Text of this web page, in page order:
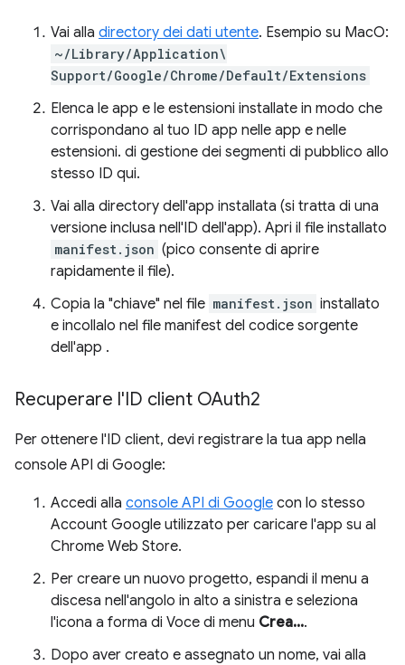
Vai alla directory dei dati utente. Esempio su MacO:
~/Library/Application\
Support/Google/Chrome/Default/Extensions
Elenca le app e le estensioni installate in modo che
corrispondano al tuo ID app nelle app e nelle
estensioni. di gestione dei segmenti di pubblico allo
stesso ID qui.
Vai alla directory dell'app installata (si tratta di una
versione inclusa nell'ID dell'app). Apri il file installato
manifest.json (pico consente di aprire
rapidamente il file).
Copia la "chiave" nel file manifest.json installato
e incollalo nel file manifest del codice sorgente
dell'app .
Recuperare l'ID client OAuth2
Per ottenere l'ID client, devi registrare la tua app nella
console API di Google:
Accedi alla console API di Google con lo stesso
Account Google utilizzato per caricare l'app su al
Chrome Web Store.
Per creare un nuovo progetto, espandi il menu a
discesa nell'angolo in alto a sinistra e seleziona
l'icona a forma di Voce di menu Crea....
Dopo aver creato e assegnato un nome, vai alla